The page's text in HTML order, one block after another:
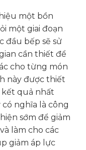
một bồn
một giai đoạn
đầu bếp sẽ sử
cần thiết để
cho từng món
này được thiết
kết quả nhất
nghĩa là công
sớm để giảm
làm cho các
giảm áp lực